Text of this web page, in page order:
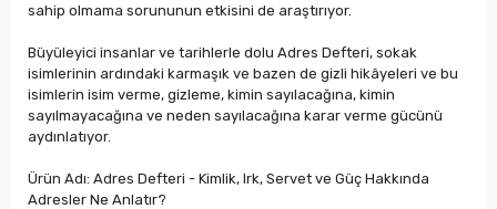
sahip olmama sorununun etkisini de araştırıyor.
Büyüleyici insanlar ve tarihlerle dolu Adres Defteri, sokak
isimlerinin ardındaki karmaşık ve bazen de gizli hikâyeleri ve bu
isimlerin isim verme, gizleme, kimin sayılacağına, kimin
sayılmayacağına ve neden sayılacağına karar verme gücünü
aydınlatıyor.
Ürün Adı: Adres Defteri - Kimlik, Irk, Servet ve Güç Hakkında
Adresler Ne Anlatır?